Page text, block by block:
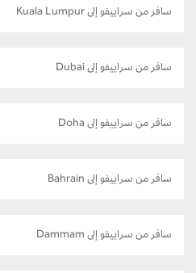
سافر من سراييفو إلى Kuala Lumpur
سافر من سراييفو إلى Dubai
سافر من سراييفو إلى Doha
سافر من سراييفو إلى Bahrain
سافر من سراييفو إلى Dammam